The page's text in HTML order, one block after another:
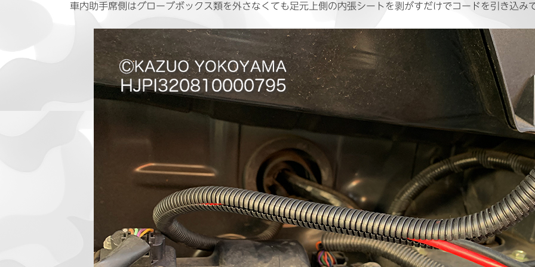
車内助手席側はグローブボックス類を外さなくても足元上側の内張シートを剥がすだけでコードを引き込み